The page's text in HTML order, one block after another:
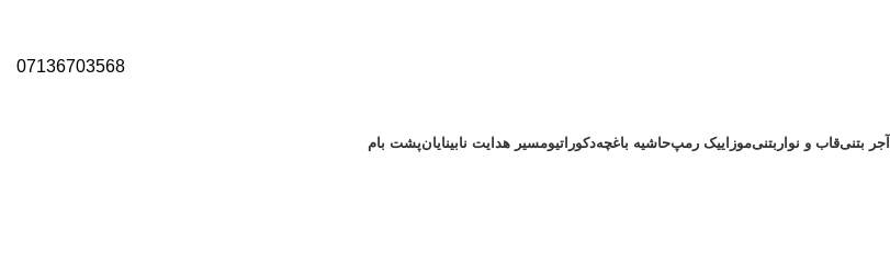
07136703568
آجر بتنیقاب و نواربتنیموزاییک رمپحاشیه باغچهدکوراتیومسیر هدایت نابینایانپشت بام